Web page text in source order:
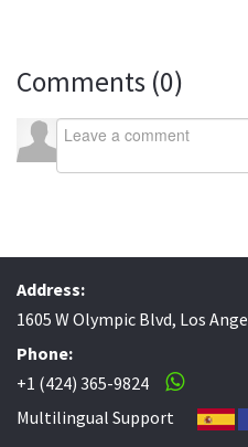
Comments (0)
Address:
1605 W Olympic Blvd, Los
Phone:
+1 (424) 365-9824
Multilingual Support